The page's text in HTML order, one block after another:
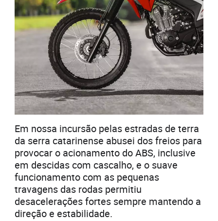
Em nossa incursão pelas estradas de terra
da serra catarinense abusei dos freios para
provocar o acionamento do ABS, inclusive
em descidas com cascalho, e o suave
funcionamento com as pequenas
travagens das rodas permitiu
desacelerações fortes sempre mantendo a
direção e estabilidade.